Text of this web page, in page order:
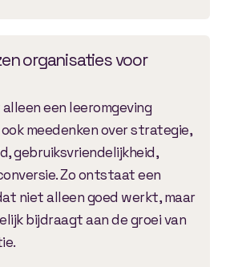
organisaties voor
een leeromgeving
meedenken over strategie,
gebruiksvriendelijkheid,
Zo ontstaat een
niet alleen goed werkt, maar
bijdraagt aan de groei van